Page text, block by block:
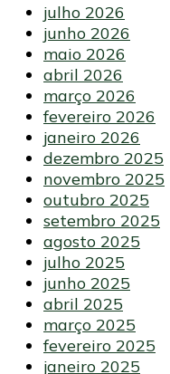
julho 2026
junho 2026
maio 2026
abril 2026
março 2026
fevereiro 2026
janeiro 2026
dezembro 2025
novembro 2025
outubro 2025
setembro 2025
agosto 2025
julho 2025
junho 2025
abril 2025
março 2025
fevereiro 2025
janeiro 2025